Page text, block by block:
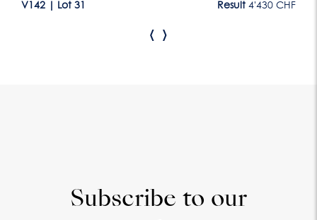
V142 Lot 31 Result 4'430 CHF
‹ ›
Subscribe to our